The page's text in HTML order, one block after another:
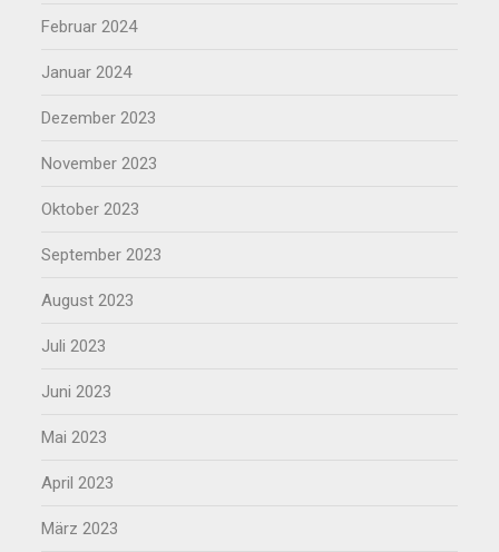
Februar 2024
Januar 2024
Dezember 2023
November 2023
Oktober 2023
September 2023
August 2023
Juli 2023
Juni 2023
Mai 2023
April 2023
März 2023